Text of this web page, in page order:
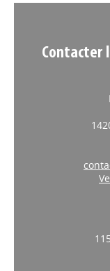
Contacter